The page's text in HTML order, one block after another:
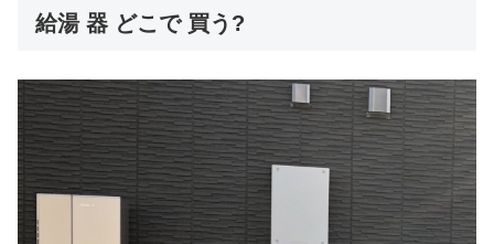
給湯 器 どこで 買う?